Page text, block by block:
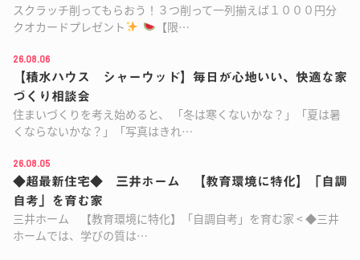
スクラッチ削ってもらおう！３つ削って一列揃えば１０００円分
クオカードプレゼント
【限…
26.08.06
【積水ハウス シャーウッド】毎日が心地いい、快適な家
づくり相談会
住まいづくりを考え始めると、 「冬は寒くないかな？」「夏は暑
くならないかな？」「写真はきれ…
26.08.05
◆超最新住宅◆ 三井ホーム 【教育環境に特化】「自調
自考」を育む家
三井ホーム 【教育環境に特化】「自調自考」を育む家 < ◆三井
ホームでは、学びの質は…